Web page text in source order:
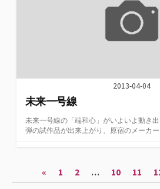
2013-04-04
未来一号線
未来一号線の「端和心」がいよいよ動き
弾の試作品が出来上がり、原宿のメーカ
« 1 2 … 10 11